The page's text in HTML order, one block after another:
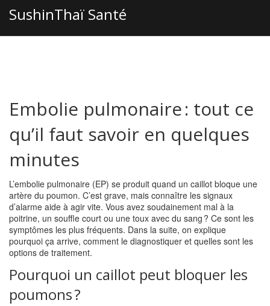
SushinThaï Santé
Embolie pulmonaire : tout ce
qu’il faut savoir en quelques
minutes
L’embolie pulmonaire (EP) se produit quand un caillot bloque une
artère du poumon. C’est grave, mais connaître les signaux
d’alarme aide à agir vite. Vous avez soudainement mal à la
poitrine, un souffle court ou une toux avec du sang ? Ce sont les
symptômes les plus fréquents. Dans la suite, on explique
pourquoi ça arrive, comment le diagnostiquer et quelles sont les
options de traitement.
Pourquoi un caillot peut bloquer les
poumons ?